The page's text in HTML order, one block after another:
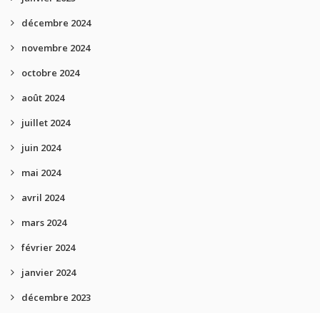
décembre 2024
novembre 2024
octobre 2024
août 2024
juillet 2024
juin 2024
mai 2024
avril 2024
mars 2024
février 2024
janvier 2024
décembre 2023